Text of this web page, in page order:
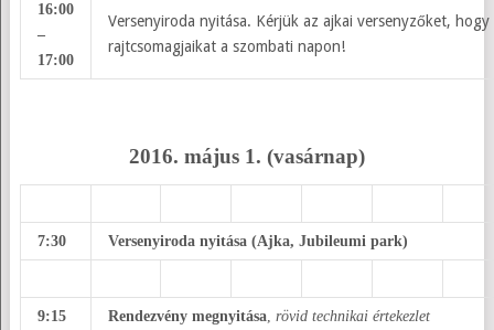
16:00
–
17:00
Versenyiroda nyitása. Kérjük az ajkai versenyzőket, hogy
rajtcsomagjaikat a szombati napon!
2016. május 1. (vasárnap)
7:30 Versenyiroda nyitása (Ajka, Jubileumi park)
9:15 Rendezvény megnyitása, rövid technikai értekezlet